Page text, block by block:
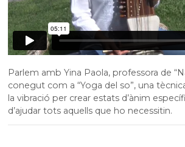
Parlem amb Yina Paola, professora de
conegut com a “Yoga del so”, una
la vibració per crear estats d’ànim
d’ajudar tots aquells que ho necessitin.